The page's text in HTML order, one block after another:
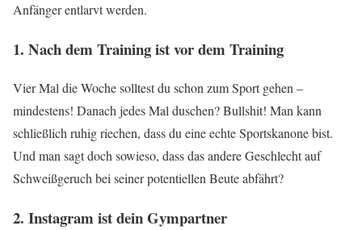
Anfänger entlarvt werden.
1. Nach dem Training ist vor dem Training
Vier Mal die Woche solltest du schon zum Sport gehen –
mindestens! Danach jedes Mal duschen? Bullshit! Man kann
schließlich ruhig riechen, dass du eine echte Sportskanone bist.
Und man sagt doch sowieso, dass das andere Geschlecht auf
Schweißgeruch bei seiner potentiellen Beute abfährt?
2. Instagram ist dein Gympartner